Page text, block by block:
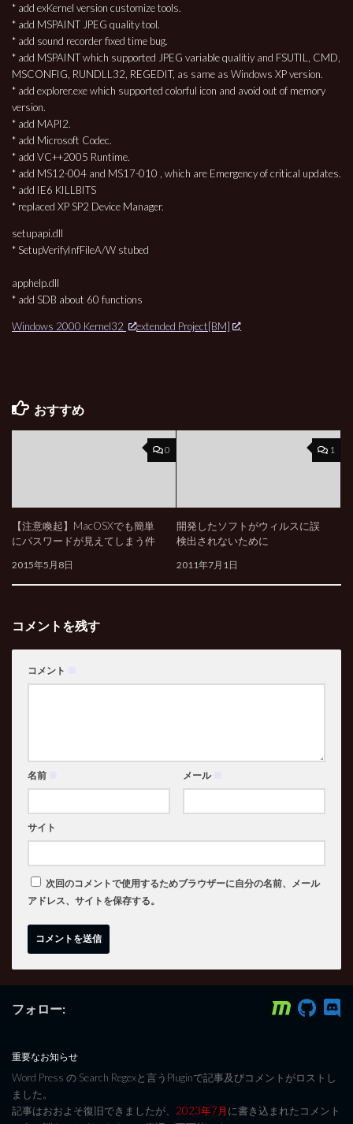
* add exKernel version customize tools.
* add MSPAINT JPEG quality tool.
* add sound recorder fixed time bug.
* add MSPAINT which supported JPEG variable qualitiy and FSUTIL, CMD,
MSCONFIG, RUNDLL32, REGEDIT, as same as Windows XP version.
* add explorer.exe which supported colorful icon and avoid out of memory
version.
* add MAPI2.
* add Microsoft Codec.
* add VC++2005 Runtime.
* add MS12-004 and MS17-010 , which are Emergency of critical updates.
* add IE6 KILLBITS
* replaced XP SP2 Device Manager.
setupapi.dll
* SetupVerifyInfFileA/W stubed
apphelp.dll
* add SDB about 60 functions
Windows 2000 Kernel32 extended Project[BM]
おすすめ
0
【注意喚起】MacOSXでも簡単
にパスワードが見えてしまう件
2015年5月8日
1
開発したソフトがウィルスに誤
検出されないために
2011年7月1日
コメントを残す
コメント ※
名前 ※ メール ※
サイト
次回のコメントで使用するためブラウザーに自分の名前、メール
アドレス、サイトを保存する。
フォロー:
重要なお知らせ
Word Press の Search Regexと言うPluginで記事及びコメントがロストし
ました。
記事はおおよそ復旧できましたが、 2023年7月に書き込まれたコメント